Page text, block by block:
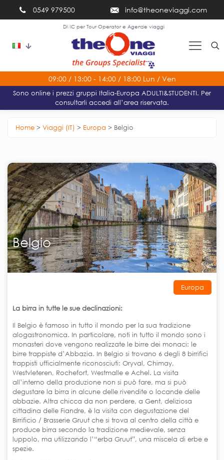
0549 979500 info@theoneviaggi.com
DMC per Tour Operator e Agenzie viaggi
Per le urgenze si prega di utilizzare i numeri di emergenza
Sono online i prezzi gruppi Italia-Europa ADULTI&STUDENTI. Per
consultarli accedi all’area riservata.
Home > Viaggi (IT) > Europa > Belgio
Belgio
Europa
La birra in tutte le sue declinazioni:
Il Belgio è famoso in tutto il mondo per la sua tradizione
alogastronomica. In particolare, noti in tutto il mondo sono i
monasteri dove vengono realizzate le birre dei monaci: le
birre trappiste d’Abbazia. In Belgio si trovano 6 degli 8 birrifici
trappisti ufficialmente riconosciuti: Oryval, Chimay,
Westvleteren, Rochefort, Westmalle e Achel. La visita
all’interno della produzione non si può fare, ma si può
degustare la birra in alcune delle rivendite o locande delle
abbazie. Altra chicca da non perdere, a Gent, deliziosa
cittadina delle Fiandre, è la visita con degustazione del
Birrificio / Brasserie Gruut che si trova al centro della città e
produce birra secondo la tradizione medievale, senza
luppolo, ma utilizzando l’“erba Gruut”, una miscela di erbe e
spezie.